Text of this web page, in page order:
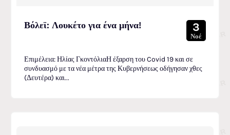
Βόλεϊ: Λουκέτο για ένα μήνα! 3
Νοέ
Επιμέλεια: Ηλίας ΓκοντόλιαΗ έξαρση του Covid 19 και σε
συνδυασμό με τα νέα μέτρα της Κυβερνήσεως οδήγησαν χθες
(Δευτέρα) και...